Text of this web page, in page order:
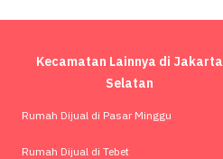
Kecamatan Lainnya di Jakarta
Selatan
Rumah Dijual di Pasar Minggu
Rumah Dijual di Tebet